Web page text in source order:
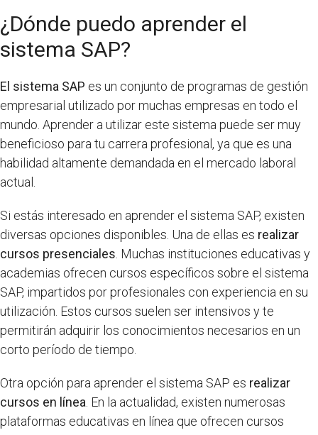
¿Dónde puedo aprender el
sistema SAP?
El sistema SAP es un conjunto de programas de gestión
empresarial utilizado por muchas empresas en todo el
mundo. Aprender a utilizar este sistema puede ser muy
beneficioso para tu carrera profesional, ya que es una
habilidad altamente demandada en el mercado laboral
actual.
Si estás interesado en aprender el sistema SAP, existen
diversas opciones disponibles. Una de ellas es realizar
cursos presenciales . Muchas instituciones educativas y
academias ofrecen cursos específicos sobre el sistema
SAP, impartidos por profesionales con experiencia en su
utilización. Estos cursos suelen ser intensivos y te
permitirán adquirir los conocimientos necesarios en un
corto período de tiempo.
Otra opción para aprender el sistema SAP es realizar
cursos en línea . En la actualidad, existen numerosas
plataformas educativas en línea que ofrecen cursos